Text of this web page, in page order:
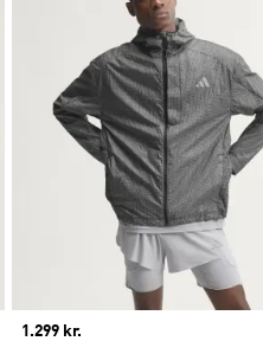
Price
1.299 kr.